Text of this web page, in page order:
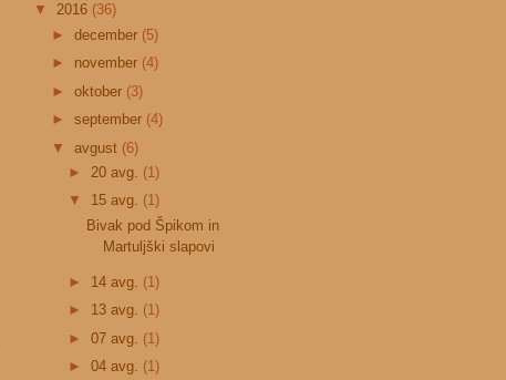
▼ 2016 (36)
► december (5)
► november (4)
► oktober (3)
► september (4)
▼ avgust (6)
► 20 avg. (1)
▼ 15 avg. (1)
Bivak pod Špikom in
Martuljški slapovi
► 14 avg. (1)
► 13 avg. (1)
►07 avg. (1)
►04 avg. (1)